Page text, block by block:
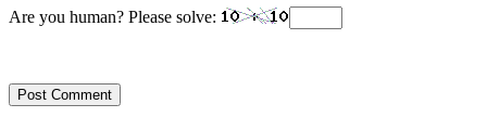
Are you human? Please solve: